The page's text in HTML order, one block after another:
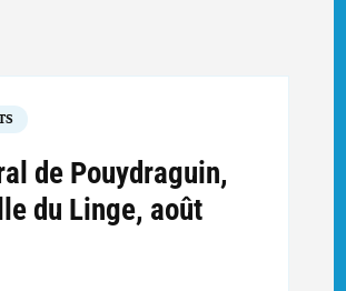
de Pouydraguin,
du Linge, août